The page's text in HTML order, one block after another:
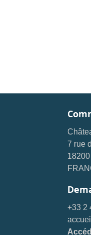
7 rue
+33 2